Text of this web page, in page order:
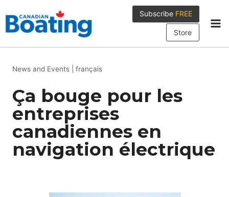
to
content
Subscribe FREE
Store
News and Events français
Ça bouge pour les
entreprises
canadiennes en
navigation électrique